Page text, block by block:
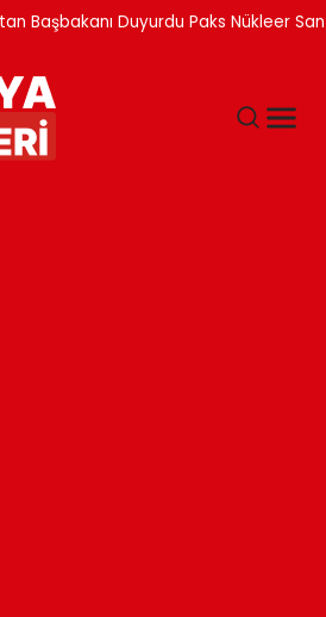
Duyurdu Paks Nükleer Santrali